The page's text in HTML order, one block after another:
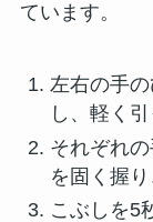
ています。
左右の手
し、軽く
それぞれ
を固く握
こぶしを5